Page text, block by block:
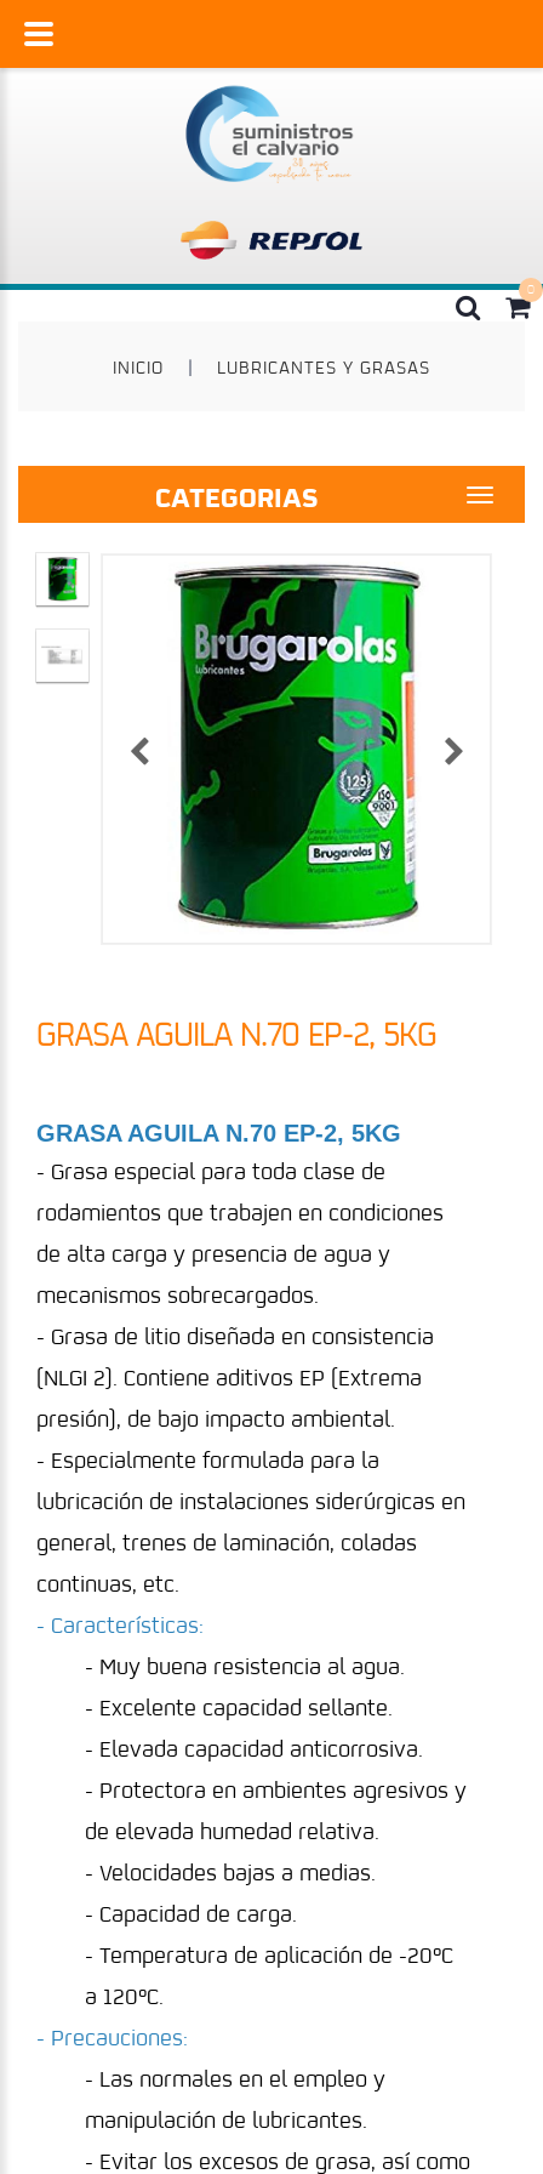
INICIO | LUBRICANTES Y GRASAS
CATEGORIAS
GRASA AGUILA N.70 EP-2, 5KG
GRASA AGUILA N.70 EP-2, 5KG
- Grasa especial para toda clase de
rodamientos que trabajen en condiciones
de alta carga y presencia de agua y
mecanismos sobrecargados.
- Grasa de litio diseñada en consistencia
(NLGI 2). Contiene aditivos EP (Extrema
presión), de bajo impacto ambiental.
- Especialmente formulada para la
lubricación de instalaciones siderúrgicas en
general, trenes de laminación, coladas
continuas, etc.
- Características:
- Muy buena resistencia al agua.
- Excelente capacidad sellante.
- Elevada capacidad anticorrosiva.
- Protectora en ambientes agresivos y
de elevada humedad relativa.
- Velocidades bajas a medias.
- Capacidad de carga.
- Temperatura de aplicación de -20ºC
a 120ºC.
- Precauciones:
- Las normales en el empleo y
manipulación de lubricantes.
- Evitar los excesos de grasa, así como